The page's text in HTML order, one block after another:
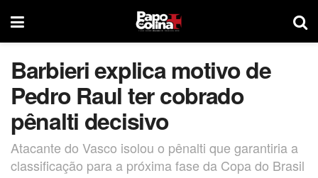
Barbieri explica motivo de
Pedro Raul ter cobrado
pênalti decisivo
Atacante do Vasco isolou o pênalti que garantiria a
classificação para a próxima fase da Copa do Brasil